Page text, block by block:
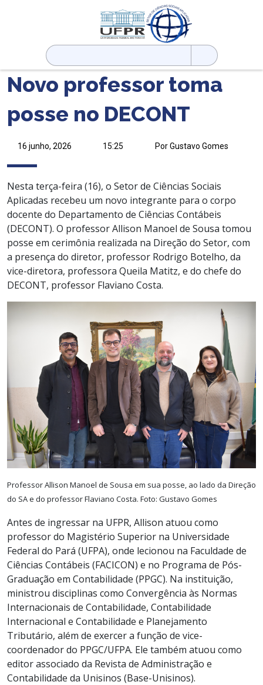
Pesquisar
por:
Novo professor toma
posse no DECONT
16 junho, 2026 15:25 Por Gustavo Gomes
Nesta terça-feira (16), o Setor de Ciências Sociais
Aplicadas recebeu um novo integrante para o corpo
docente do Departamento de Ciências Contábeis
(DECONT). O professor Allison Manoel de Sousa tomou
posse em cerimônia realizada na Direção do Setor, com
a presença do diretor, professor Rodrigo Botelho, da
vice-diretora, professora Queila Matitz, e do chefe do
DECONT, professor Flaviano Costa.
Professor Allison Manoel de Sousa em sua posse, ao lado da Direção
do SA e do professor Flaviano Costa. Foto: Gustavo Gomes
Antes de ingressar na UFPR, Allison atuou como
professor do Magistério Superior na Universidade
Federal do Pará (UFPA), onde lecionou na Faculdade de
Ciências Contábeis (FACICON) e no Programa de Pós-
Graduação em Contabilidade (PPGC). Na instituição,
ministrou disciplinas como Convergência às Normas
Internacionais de Contabilidade, Contabilidade
Internacional e Contabilidade e Planejamento
Tributário, além de exercer a função de vice-
coordenador do PPGC/UFPA. Ele também atuou como
editor associado da Revista de Administração e
Contabilidade da Unisinos (Base-Unisinos).